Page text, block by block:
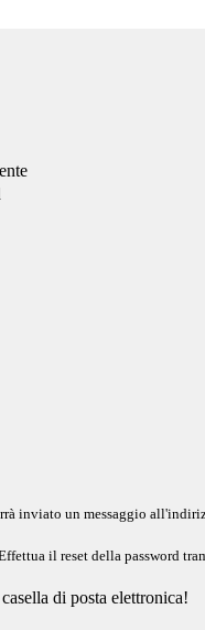
inviato un messaggio
il reset della password
di posta elettronica!